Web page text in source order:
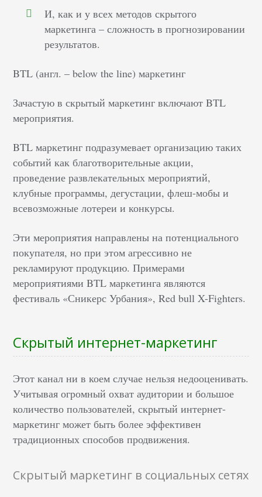
И, как и у всех методов скрытого
маркетинга – сложность в прогнозировании
результатов.
BTL (англ. – below the line) маркетинг
Зачастую в скрытый маркетинг включают BTL
мероприятия.
BTL маркетинг подразумевает организацию таких
событий как благотворительные акции,
проведение развлекательных мероприятий,
клубные программы, дегустации, флеш-мобы и
всевозможные лотереи и конкурсы.
Эти мероприятия направлены на потенциального
покупателя, но при этом агрессивно не
рекламируют продукцию. Примерами
мероприятиями BTL маркетинга являются
фестиваль «Сникерс Урбания», Red bull X-Fighters.
Скрытый интернет-маркетинг
Этот канал ни в коем случае нельзя недооценивать.
Учитывая огромный охват аудитории и большое
количество пользователей, скрытый интернет-
маркетинг может быть более эффективен
традиционных способов продвижения.
Скрытый маркетинг в социальных сетях